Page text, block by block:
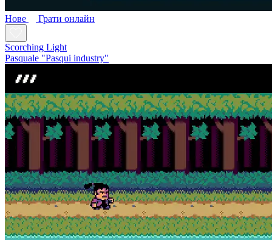
Нове Грати онлайн
Scorching Light
Pasquale "Pasqui industry"